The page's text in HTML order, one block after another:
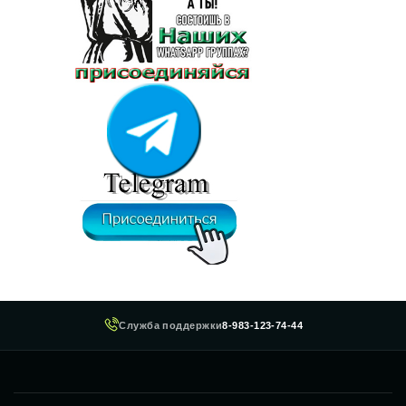
Служба поддержки8-983-123-74-44